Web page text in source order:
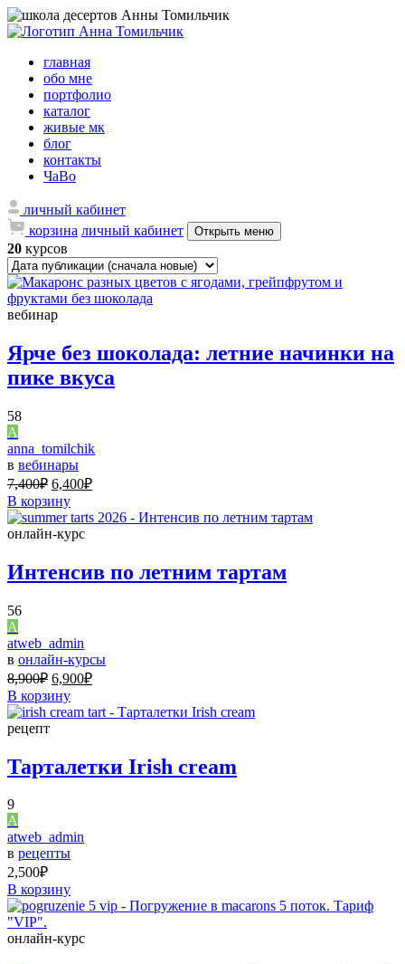
главная
обо мне
портфолио
каталог
живые мк
блог
контакты
ЧаВо
личный кабинет
корзина личный кабинет Открыть меню
20 курсов
вебинар
Ярче без шоколада: летние начинки на
пике вкуса
58
A
anna_tomilchik
в вебинары
7,400₽ 6,400₽
В корзину
онлайн-курс
Интенсив по летним тартам
56
A
atweb_admin
в онлайн-курсы
8,900₽ 6,900₽
В корзину
рецепт
Тарталетки Irish cream
9
A
atweb_admin
в рецепты
2,500₽
В корзину
онлайн-курс